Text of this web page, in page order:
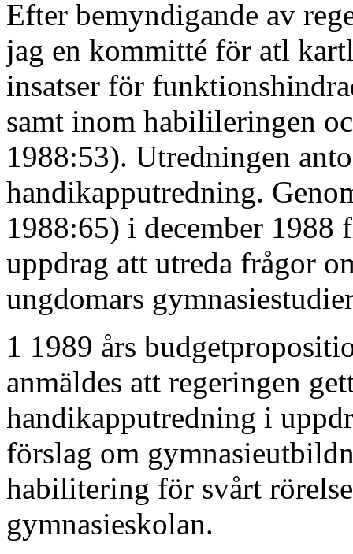
Efter bemyndigande av
jag en kommitté för atl
insatser för
samt inom habilileringen
1988:53). Utredningen
handikapputredning.
1988:65) i december 1988
uppdrag att utreda frågor
ungdomars
1 1989 års
anmäldes att regering­en
handikapputredning i
förslag om
habilitering för svårt
gymnasieskolan.